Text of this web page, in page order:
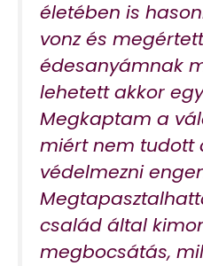
életében is
vonz és
édesanyámnak
lehetett akkor
Megkaptam a
miért nem tudott
védelmezni
család által
megbocsátás,